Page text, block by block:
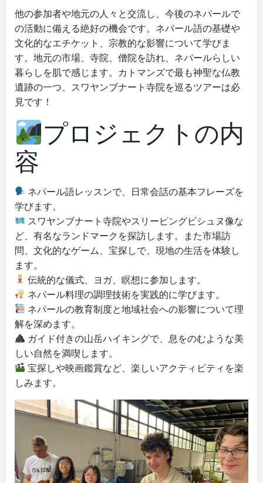
他の参加者や地元の人々と交流し、今後のネパールで
の活動に備える絶好の機会です。ネパール語の基礎や
文化的なエチケット、宗教的な影響について学びま
す。地元の市場、寺院、僧院を訪れ、ネパールらしい
暮らしを肌で感じます。カトマンズで最も神聖な仏教
遺跡の一つ、スワヤンブナート寺院を巡るツアーは必
見です！
プロジェクトの内
容
ネパール語レッスンで、日常会話の基本フレーズを
学びます。
スワヤンブナート寺院やスリーピングビシュヌ像な
ど、有名なランドマークを探訪します。また市場訪
問、文化的なゲーム、宝探しで、現地の生活を体験し
ます。
伝統的な儀式、ヨガ、瞑想に参加します。
ネパール料理の調理技術を実践的に学びます。
ネパールの教育制度と地域社会への影響について理
解を深めます。
ガイド付きの山岳ハイキングで、息をのむような美
しい自然を満喫します。
宝探しや映画鑑賞など、楽しいアクティビティを楽
しみます。